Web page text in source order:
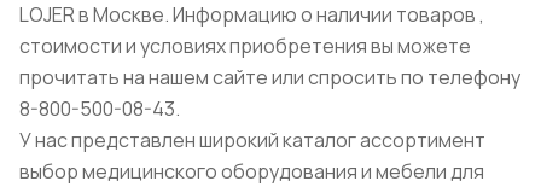
LOJER в Москве. Информацию о наличии товаров ,
стоимости и условиях приобретения вы можете
прочитать на нашем сайте или спросить по телефону
8-800-500-08-43.
У нас представлен широкий каталог ассортимент
выбор медицинского оборудования и мебели для